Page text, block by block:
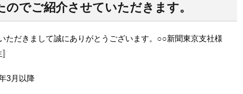
のでご紹介させていただきます。
ただきまして誠にありがとうございます。○○新聞東京支社様
3月以降